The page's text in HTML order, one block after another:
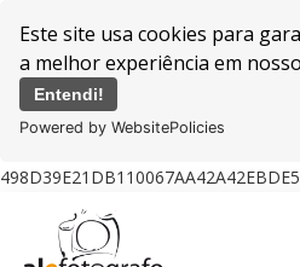
Este site usa cookies para
a melhor experiência em
Entendi!
Powered by WebsitePolicies